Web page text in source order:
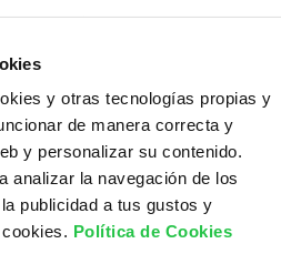
y otras tecnologías propias y
de manera correcta y
y personalizar su contenido.
analizar la navegación de los
publicidad a tus gustos y
Política de Cookies
suponen cerca del
hematológicas . Se
grupos ya que se comportan y
de forma distinta: linfomas de
, que abarcan una
según las células